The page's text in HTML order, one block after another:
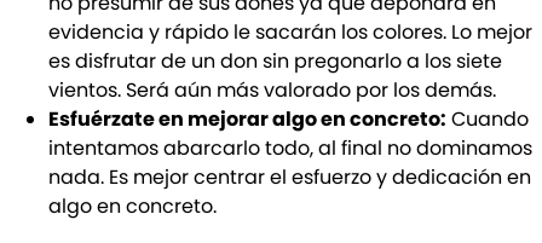
evidencia y rápido le sacarán los colores. Lo mejor
es disfrutar de un don sin pregonarlo a los siete
vientos. Será aún más valorado por los demás.
Esfuérzate en mejorar algo en concreto: Cuando
intentamos abarcarlo todo, al final no dominamos
nada. Es mejor centrar el esfuerzo y dedicación en
algo en concreto.